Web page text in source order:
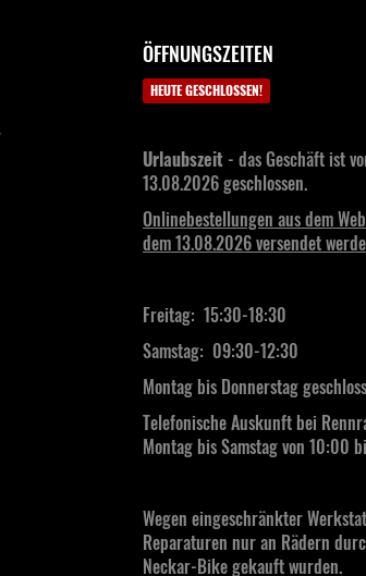
ÖFFNUNGSZEITEN
HEUTE GESCHLOSSEN!
Urlaubszeit - das Geschäft ist
13.08.2026 geschlossen.
Onlinebestellungen aus dem
dem 13.08.2026 versendet
Freitag: 15:30-18:30
Samstag: 09:30-12:30
Montag bis Donnerstag
Telefonische Auskunft bei
Montag bis Samstag von 10:00
Wegen eingeschränkter
Reparaturen nur an Rädern
Neckar-Bike gekauft wurden.